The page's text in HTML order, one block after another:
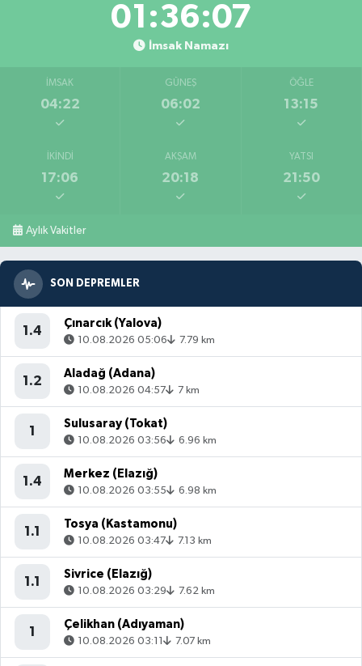
01:36:05
İmsak Namazı
İMSAK
04:22
GÜNEŞ
06:02
ÖĞLE
13:15
İKINDI
17:06
AKŞAM
20:18
YATSI
21:50
Aylık Vakitler
SON DEPREMLER
1.4
Çınarcık (Yalova)
10.08.2026 05:06 7.79 km
1.2
Aladağ (Adana)
10.08.2026 04:57 7 km
1
Sulusaray (Tokat)
10.08.2026 03:56 6.96 km
1.4
Merkez (Elazığ)
10.08.2026 03:55 6.98 km
1.1
Tosya (Kastamonu)
10.08.2026 03:47 7.13 km
1.1
Sivrice (Elazığ)
10.08.2026 03:29 7.62 km
1
Çelikhan (Adıyaman)
10.08.2026 03:11 7.07 km